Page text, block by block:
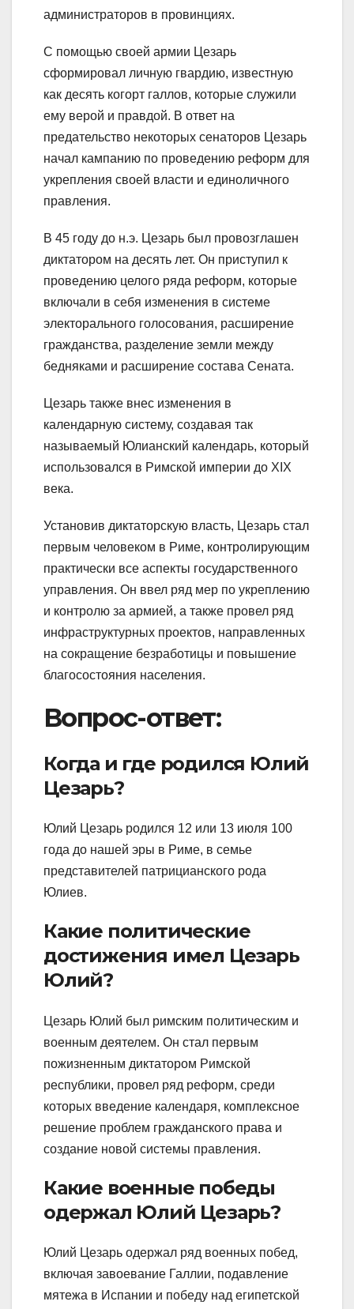
администраторов в провинциях.
С помощью своей армии Цезарь
сформировал личную гвардию, известную
как десять когорт галлов, которые служили
ему верой и правдой. В ответ на
предательство некоторых сенаторов Цезарь
начал кампанию по проведению реформ для
укрепления своей власти и единоличного
правления.
В 45 году до н.э. Цезарь был провозглашен
диктатором на десять лет. Он приступил к
проведению целого ряда реформ, которые
включали в себя изменения в системе
электорального голосования, расширение
гражданства, разделение земли между
бедняками и расширение состава Сената.
Цезарь также внес изменения в
календарную систему, создавая так
называемый Юлианский календарь, который
использовался в Римской империи до XIX
века.
Установив диктаторскую власть, Цезарь стал
первым человеком в Риме, контролирующим
практически все аспекты государственного
управления. Он ввел ряд мер по укреплению
и контролю за армией, а также провел ряд
инфраструктурных проектов, направленных
на сокращение безработицы и повышение
благосостояния населения.
Вопрос-ответ:
Когда и где родился Юлий
Цезарь?
Юлий Цезарь родился 12 или 13 июля 100
года до нашей эры в Риме, в семье
представителей патрицианского рода
Юлиев.
Какие политические
достижения имел Цезарь
Юлий?
Цезарь Юлий был римским политическим и
военным деятелем. Он стал первым
пожизненным диктатором Римской
республики, провел ряд реформ, среди
которых введение календаря, комплексное
решение проблем гражданского права и
создание новой системы правления.
Какие военные победы
одержал Юлий Цезарь?
Юлий Цезарь одержал ряд военных побед,
включая завоевание Галлии, подавление
мятежа в Испании и победу над египетской